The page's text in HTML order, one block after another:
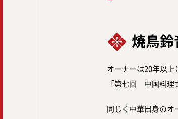
焼鳥鈴
オーナーは20年以
「第七回 中国料理
同じく中華出身の